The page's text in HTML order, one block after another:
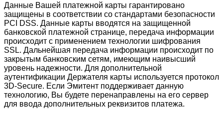
Данные Вашей платежной карты гарантировано
защищены в соответствии со стандартами безопасности
PCI DSS. Данные карты вводятся на защищенной
банковской платежной странице, передача информации
происходит с применением технологии шифрования
SSL. Дальнейшая передача информации происходит по
закрытым банковским сетям, имеющим наивысший
уровень надежности. Для дополнительной
аутентификации Держателя карты используется протокол
3D-Secure. Если Эмитент поддерживает данную
технологию, Вы будете перенаправлены на его сервер
для ввода дополнительных реквизитов платежа.